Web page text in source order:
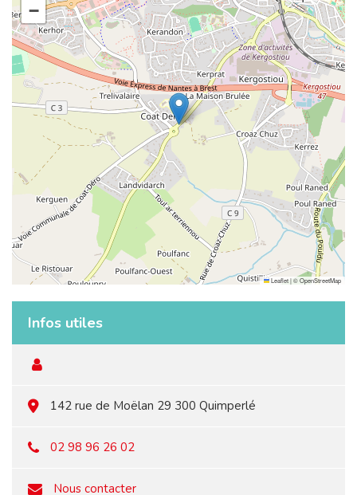
−
Leaflet|©OpenStreetMap
Infos utiles
142 rue de Moëlan 29 300 Quimperlé
02 98 96 26 02
Nous contacter